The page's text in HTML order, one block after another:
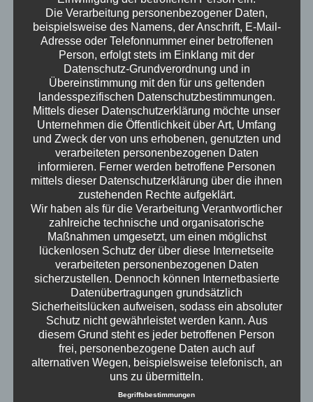
Weltall. Die beiden diskutieren über hohe
Wahlbeteiligungen, eine mögliche Wehrpflicht
für alle Geschlechter und die Sinnhaftigkeit
von Symptom-Checker-Apps. In China werden
Mitarbeiter zur Familiengründung gezwungen,
während die Welt nun nach der Dubai
Schokolade den Hype um japanische 19$-
Erdbeeren entdeckt. Am Ende bleibt die Frage:
Warum braucht die Welt eine 19$-Erdbeere?
Erwachsen – der Podcast
Die Verarbeitung personenbezogener Daten,
beispielsweise des Namens, der Anschrift, E-Mail-
Adresse oder Telefonnummer einer betroffenen
Person, erfolgt stets im Einklang mit der
Datenschutz-Grundverordnung und in
Übereinstimmung mit den für uns geltenden
landesspezifischen Datenschutzbestimmungen.
Mittels dieser Datenschutzerklärung möchte unser
Unternehmen die Öffentlichkeit über Art, Umfang
und Zweck der von uns erhobenen, genutzten und
verarbeiteten personenbezogenen Daten
informieren. Ferner werden betroffene Personen
mittels dieser Datenschutzerklärung über die ihnen
zustehenden Rechte aufgeklärt.
Wir haben als für die Verarbeitung Verantwortlicher
zahlreiche technische und organisatorische
Maßnahmen umgesetzt, um einen möglichst
lückenlosen Schutz der über diese Internetseite
verarbeiteten personenbezogenen Daten
sicherzustellen. Dennoch können Internetbasierte
Datenübertragungen grundsätzlich
Sicherheitslücken aufweisen, sodass ein absoluter
Schutz nicht gewährleistet werden kann. Aus
diesem Grund steht es jeder betroffenen Person
frei, personenbezogene Daten auch auf
alternativen Wegen, beispielsweise telefonisch, an
uns zu übermitteln.
Begriffsbestimmungen